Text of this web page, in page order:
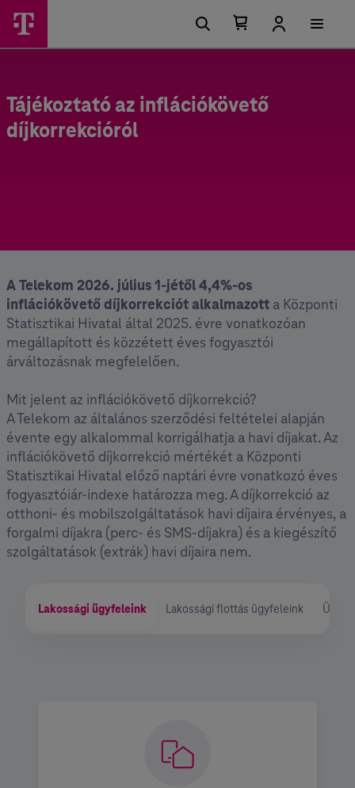
Tájékoztató az inflációkövető
díjkorrekcióról
A Telekom 2026. július 1-jétől 4,4%-os
inflációkövető díjkorrekciót alkalmazott a Központi
Statisztikai Hivatal által 2025. évre vonatkozóan
megállapított és közzétett éves fogyasztói
árváltozásnak megfelelően.
Mit jelent az inflációkövető díjkorrekció?
A Telekom az általános szerződési feltételei alapján
évente egy alkalommal korrigálhatja a havi díjakat. Az
inflációkövető díjkorrekció mértékét a Központi
Statisztikai Hivatal előző naptári évre vonatkozó éves
fogyasztóiár-indexe határozza meg. A díjkorrekció az
otthoni- és mobilszolgáltatások havi díjaira érvényes, a
forgalmi díjakra (perc- és SMS-díjakra) és a kiegészítő
szolgáltatások (extrák) havi díjaira nem.
Lakossági ügyfeleink Lakossági flottás ügyfeleink Üzleti